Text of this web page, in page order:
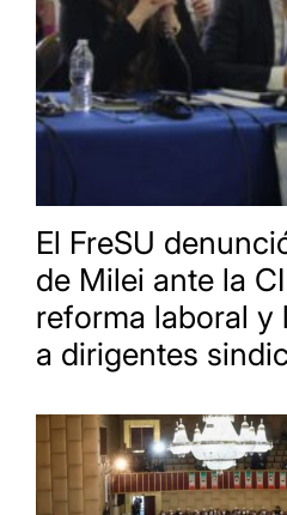
El FreSU
de Milei ante la
reforma laboral y
a dirigentes